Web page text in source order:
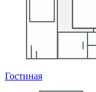
Гостиная